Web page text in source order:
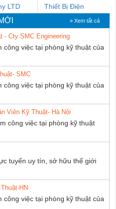
LTD
Thiết Bị Điện
Nam Quốc Thịnh
» Xem tất cả
- Cty SMC Engineering
công việc tại phòng kỹ thuật của
SMC
công việc tại phòng kỹ thuật của
Viên Kỹ Thuật- Hà Nội
công việc tại phòng kỹ thuật
tuyến uy tín, sở hữu thế giới
HN
công việc tại phòng kỹ thuật của